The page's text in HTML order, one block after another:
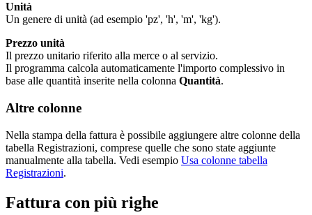
Unità
Un genere di unità (ad esempio 'pz', 'h', 'm', 'kg').
Prezzo unità
Il prezzo unitario riferito alla merce o al servizio.
Il programma calcola automaticamente l'importo complessivo in
base alle quantità inserite nella colonna Quantità.
Altre colonne
Nella stampa della fattura è possibile aggiungere altre colonne della
tabella Registrazioni, comprese quelle che sono state aggiunte
manualmente alla tabella. Vedi esempio Usa colonne tabella
Registrazioni.
Fattura con più righe